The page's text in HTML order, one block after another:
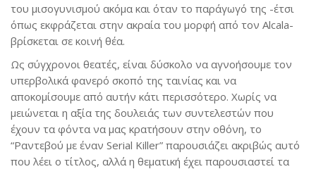
του μισογυνισμού ακόμα και όταν το παράγωγό της -έτσι
όπως εκφράζεται στην ακραία του μορφή από τον Alcala-
βρίσκεται σε κοινή θέα.
Ως σύγχρονοι θεατές, είναι δύσκολο να αγνοήσουμε τον
υπερβολικά φανερό σκοπό της ταινίας και να
αποκομίσουμε από αυτήν κάτι περισσότερο. Χωρίς να
μειώνεται η αξία της δουλειάς των συντελεστών που
έχουν τα φόντα να μας κρατήσουν στην οθόνη, το
“Ραντεβού με έναν Serial Killer” παρουσιάζει ακριβώς αυτό
που λέει ο τίτλος, αλλά η θεματική έχει παρουσιαστεί τα